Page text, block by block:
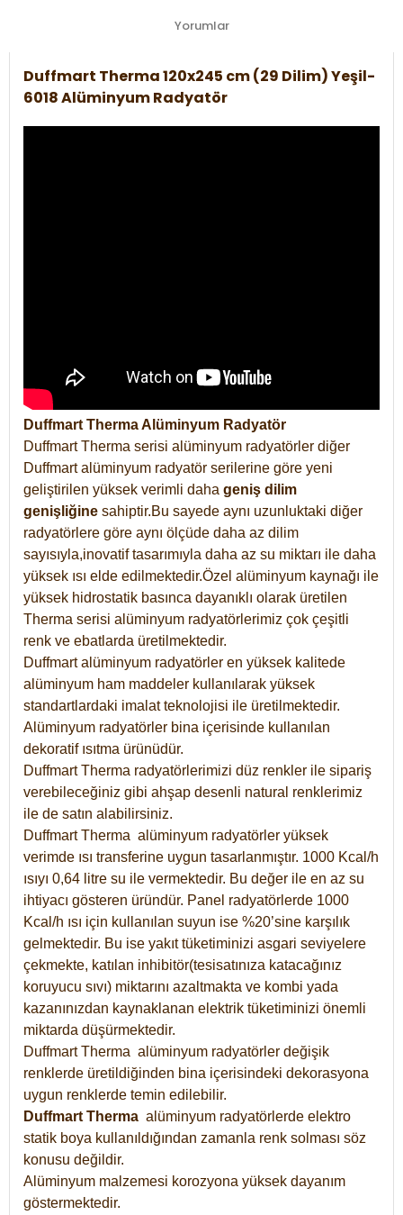
Yorumlar
Duffmart Therma 120x245 cm (29 Dilim) Yeşil-
6018 Alüminyum Radyatör
Duffmart Therma Alüminyum Radyatör
Duffmart Therma serisi alüminyum radyatörler diğer
Duffmart alüminyum radyatör serilerine göre yeni
geliştirilen yüksek verimli daha geniş dilim
genişliğine sahiptir.Bu sayede aynı uzunluktaki diğer
radyatörlere göre aynı ölçüde daha az dilim
sayısıyla,inovatif tasarımıyla daha az su miktarı ile daha
yüksek ısı elde edilmektedir.Özel alüminyum kaynağı ile
yüksek hidrostatik basınca dayanıklı olarak üretilen
Therma serisi alüminyum radyatörlerimiz çok çeşitli
renk ve ebatlarda üretilmektedir.
Duffmart alüminyum radyatörler en yüksek kalitede
alüminyum ham maddeler kullanılarak yüksek
standartlardaki imalat teknolojisi ile üretilmektedir.
Alüminyum radyatörler bina içerisinde kullanılan
dekoratif ısıtma ürünüdür.
Duffmart Therma radyatörlerimizi düz renkler ile sipariş
verebileceğiniz gibi ahşap desenli natural renklerimiz
ile de satın alabilirsiniz.
Duffmart Therma alüminyum radyatörler yüksek
verimde ısı transferine uygun tasarlanmıştır. 1000 Kcal/h
ısıyı 0,64 litre su ile vermektedir. Bu değer ile en az su
ihtiyacı gösteren üründür. Panel radyatörlerde 1000
Kcal/h ısı için kullanılan suyun ise %20’sine karşılık
gelmektedir. Bu ise yakıt tüketiminizi asgari seviyelere
çekmekte, katılan inhibitör(tesisatınıza katacağınız
koruyucu sıvı) miktarını azaltmakta ve kombi yada
kazanınızdan kaynaklanan elektrik tüketiminizi önemli
miktarda düşürmektedir.
Duffmart Therma alüminyum radyatörler değişik
renklerde üretildiğinden bina içerisindeki dekorasyona
uygun renklerde temin edilebilir.
Duffmart Therma alüminyum radyatörlerde elektro
statik boya kullanıldığından zamanla renk solması söz
konusu değildir.
Alüminyum malzemesi korozyona yüksek dayanım
göstermektedir.